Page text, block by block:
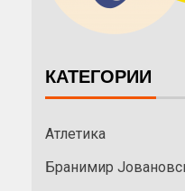
КАТЕГОРИИ
Атлетика
Бранимир